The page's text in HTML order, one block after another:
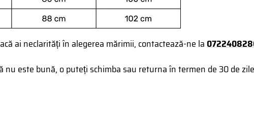
ai neclarități în alegerea mărimii, contactează-ne la
nu este bună, o puteți schimba sau returna în termen de 30 de